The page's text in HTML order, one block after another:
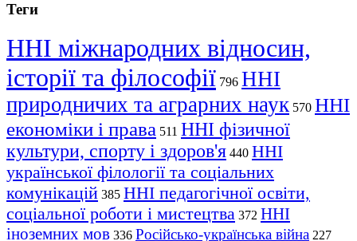
Теги
ННІ міжнародних відносин,
історії та філософії 796 ННІ
природничих та аграрних наук 570 ННІ
економіки і права 511 ННІ фізичної
культури, спорту і здоров'я 440 ННІ
української філології та соціальних
комунікацій 385 ННІ педагогічної освіти,
соціальної роботи і мистецтва 372 ННІ
іноземних мов 336 Російсько-українська війна 227